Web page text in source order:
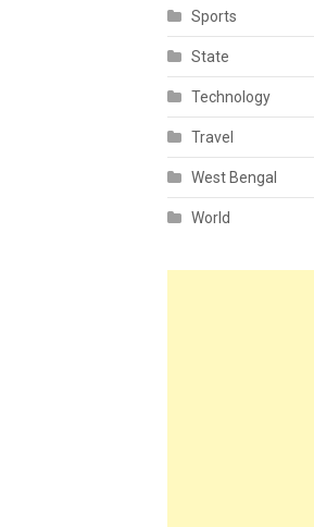
Sports
State
Technology
Travel
West Bengal
World